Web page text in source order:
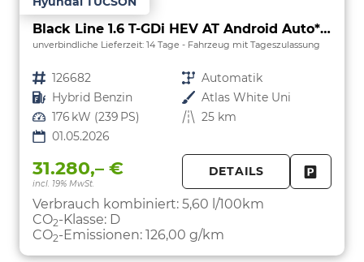
Black Line 1.6 T-GDi HEV AT Android Auto*Navi*SHZ*Kamera*2Z Klimaauto*
unverbindliche Lieferzeit: 14 Tage Fahrzeug mit Tageszulassung
Fahrzeugnr. 126682 Getriebe Automatik
Kraftstoff Hybrid Benzin Außenfarbe Atlas White Uni
Leistung 176 kW (239 PS) Kilometerstand 25 km
01.05.2026
31.280,– €
incl. 19% MwSt.
DETAILS
Verbrauch kombiniert: 5,60 l/100km
CO2-Klasse: D
CO2-Emissionen: 126,00 g/km